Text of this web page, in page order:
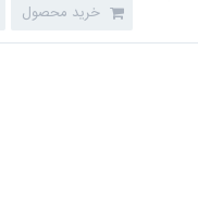
خرید محصول